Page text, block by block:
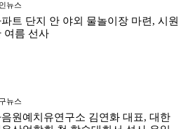
뉴스
파트 단지 안 야외 물놀이장 마련, 시원
여름 선사
뉴스
음원예치유연구소 김연화 대표, 대한